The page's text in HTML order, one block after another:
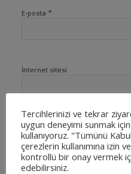
E-posta *
İnternet sitesi
Tercihlerinizi ve tekrar
uygun deneyimi sunmak
kullanıyoruz. "Tümünü
çerezlerin kullanımına izin
kontrollü bir onay vermek
edebilirsiniz.